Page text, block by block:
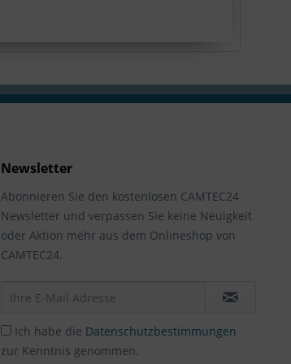
Newsletter
Abonnieren Sie den kostenlosen CAMTEC24
Newsletter und verpassen Sie keine Neuigkeit
oder Aktion mehr aus dem Onlineshop von
CAMTEC24.
Ich habe die Datenschutzbestimmungen
zur Kenntnis genommen.